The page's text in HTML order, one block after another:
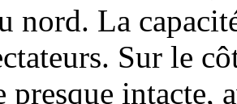
nord. La
Sur le
presque intacte,